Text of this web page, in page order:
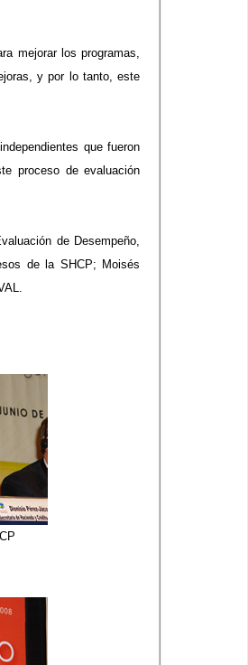
mejorar los programas,
y por lo tanto, este
que fueron
proceso de evaluación
de Desempeño,
de la SHCP; Moisés